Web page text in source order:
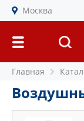
Москва
Главная